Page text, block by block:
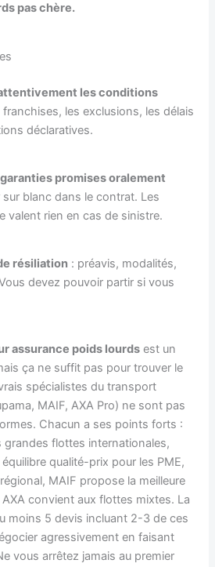
pas chère.
les conditions
franchises, les exclusions, les délais
déclaratives.
garanties promises oralement
blanc dans le contrat. Les
valent rien en cas de sinistre.
résiliation : préavis, modalités,
devez pouvoir partir si vous
assurance poids lourds est un
ça ne suffit pas pour trouver le
spécialistes du transport
MAIF, AXA Pro) ne sont pas
Chacun a ses points forts :
grandes flottes internationales,
qualité-prix pour les PME,
MAIF propose la meilleure
convient aux flottes mixtes. La
moins 5 devis incluant 2-3 de ces
agressivement en faisant
vous arrêtez jamais au premier